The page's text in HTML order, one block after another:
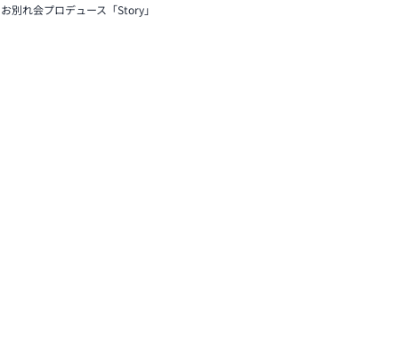
お別れ会プロデュース「Story」